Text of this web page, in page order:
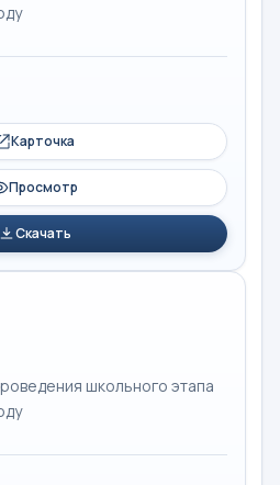
Карточка
Просмотр
Скачать
школьного этапа